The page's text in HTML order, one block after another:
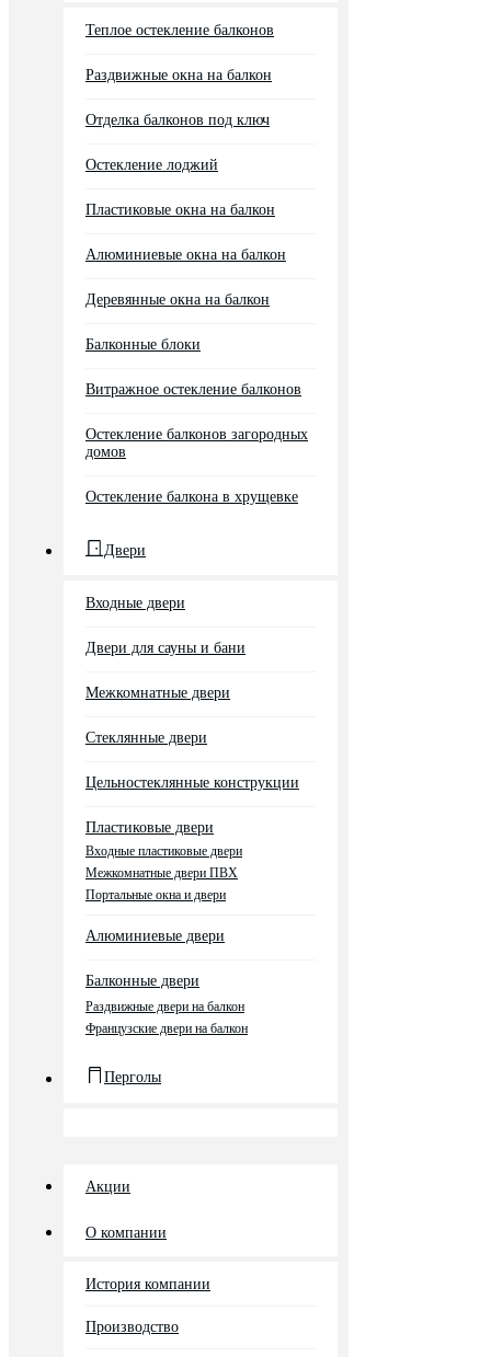
Теплое остекление балконов
Раздвижные окна на балкон
Отделка балконов под ключ
Остекление лоджий
Пластиковые окна на балкон
Алюминиевые окна на балкон
Деревянные окна на балкон
Балконные блоки
Витражное остекление балконов
Остекление балконов загородных
домов
Остекление балкона в хрущевке
Двери
Входные двери
Двери для сауны и бани
Межкомнатные двери
Стеклянные двери
Цельностеклянные конструкции
Пластиковые двери
Входные пластиковые двери
Межкомнатные двери ПВХ
Портальные окна и двери
Алюминиевые двери
Балконные двери
Раздвижные двери на балкон
Французские двери на балкон
Перголы
Акции
О компании
История компании
Производство